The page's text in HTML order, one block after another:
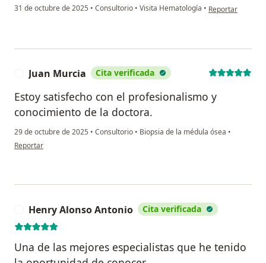
31 de octubre de 2025 • Consultorio • Visita Hematología • en opinión del
Reportar
Juan Murcia Cita verificada
Estoy satisfecho con el profesionalismo y
conocimiento de la doctora.
29 de octubre de 2025 • Consultorio • Biopsia de la médula ósea •
en opinión del usuario Juan Murcia
Reportar
Henry Alonso Antonio Cita verificada
Una de las mejores especialistas que he tenido